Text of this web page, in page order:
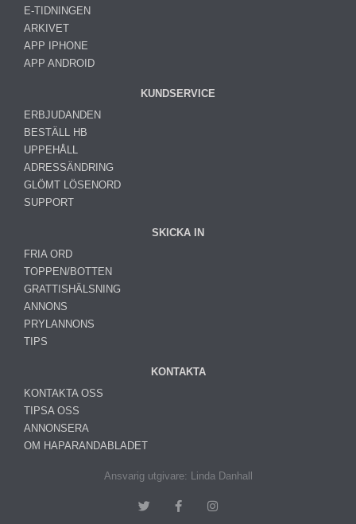
E-TIDNINGEN
ARKIVET
APP IPHONE
APP ANDROID
KUNDSERVICE
ERBJUDANDEN
BESTÄLL HB
UPPEHÅLL
ADRESSÄNDRING
GLÖMT LÖSENORD
SUPPORT
SKICKA IN
FRIA ORD
TOPPEN/BOTTEN
GRATTISHÄLSNING
ANNONS
PRYLANNONS
TIPS
KONTAKTA
KONTAKTA OSS
TIPSA OSS
ANNONSERA
OM HAPARANDABLADET
Ansvarig utgivare: Linda Danhall